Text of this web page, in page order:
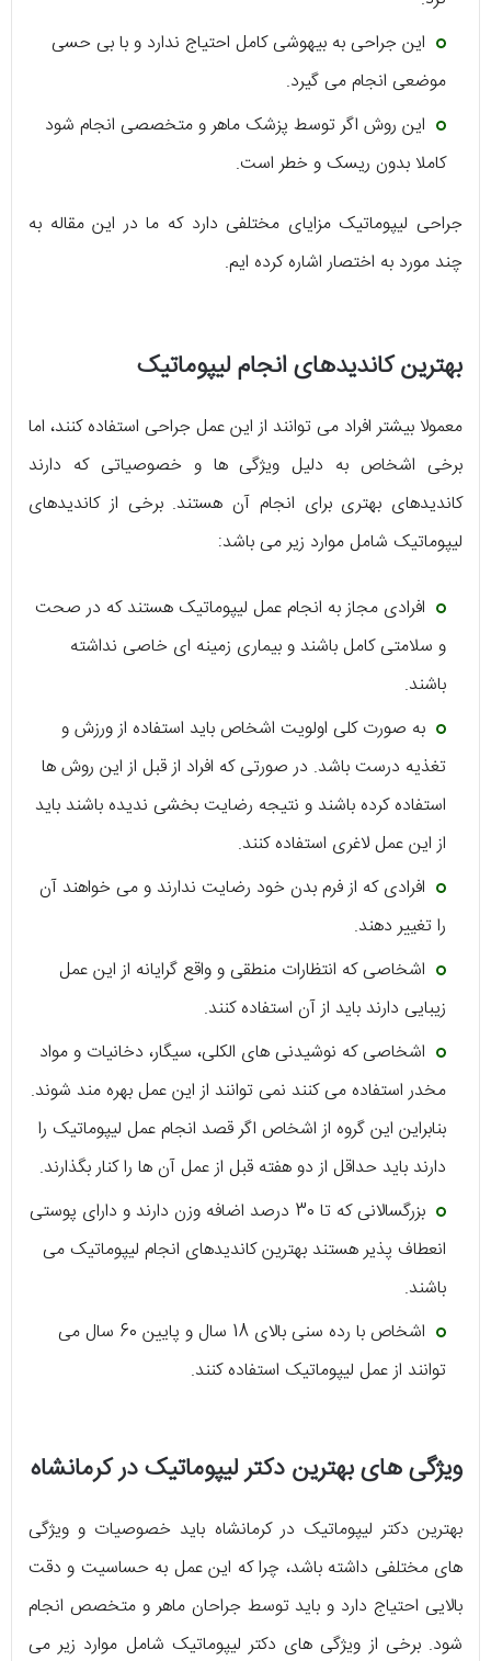
این جراحی به بیهوشی کامل احتیاج ندارد و با بی حسی
موضعی انجام می گیرد.
این روش اگر توسط پزشک ماهر و متخصصی انجام شود
کاملا بدون ریسک و خطر است.
جراحی لیپوماتیک مزایای مختلفی دارد که ما در این مقاله به
چند مورد به اختصار اشاره کرده ایم.
بهترین کاندیدهای انجام لیپوماتیک
معمولا بیشتر افراد می توانند از این عمل جراحی استفاده کنند، اما
برخی اشخاص به دلیل ویژگی ها و خصوصیاتی که دارند
کاندیدهای بهتری برای انجام آن هستند. برخی از کاندیدهای
لیپوماتیک شامل موارد زیر می باشد:
افرادی مجاز به انجام عمل لیپوماتیک هستند که در صحت
و سلامتی کامل باشند و بیماری زمینه ای خاصی نداشته
باشند.
به صورت کلی اولویت اشخاص باید استفاده از ورزش و
تغذیه درست باشد. در صورتی که افراد از قبل از این روش ها
استفاده کرده باشند و نتیجه رضایت بخشی ندیده باشند باید
از این عمل لاغری استفاده کنند.
افرادی که از فرم بدن خود رضایت ندارند و می خواهند آن
را تغییر دهند.
اشخاصی که انتظارات منطقی و واقع گرایانه از این عمل
زیبایی دارند باید از آن استفاده کنند.
اشخاصی که نوشیدنی های الکلی، سیگار، دخانیات و مواد
مخدر استفاده می کنند نمی توانند از این عمل بهره مند شوند.
بنابراین این گروه از اشخاص اگر قصد انجام عمل لیپوماتیک را
دارند باید حداقل از دو هفته قبل از عمل آن ها را کنار بگذارند.
بزرگسالانی که تا 30 درصد اضافه وزن دارند و دارای پوستی
انعطاف پذیر هستند بهترین کاندیدهای انجام لیپوماتیک می
باشند.
اشخاص با رده سنی بالای 18 سال و پایین 60 سال می
توانند از عمل لیپوماتیک استفاده کنند.
ویژگی های بهترین دکتر لیپوماتیک در کرمانشاه
بهترین دکتر لیپوماتیک در کرمانشاه باید خصوصیات و ویژگی
های مختلفی داشته باشد، چرا که این عمل به حساسیت و دقت
بالایی احتیاج دارد و باید توسط جراحان ماهر و متخصص انجام
شود. برخی از ویژگی های دکتر لیپوماتیک شامل موارد زیر می